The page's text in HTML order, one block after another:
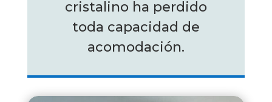
cristalino ha perdido
toda capacidad de
acomodación.